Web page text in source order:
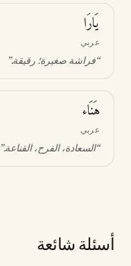
يَارَا
عربي
“فراشة صغيرة؛ رقيقة.”
هَنَاء
عربي
“السعادة، الفرح، القناعة.”
أسئلة شائعة